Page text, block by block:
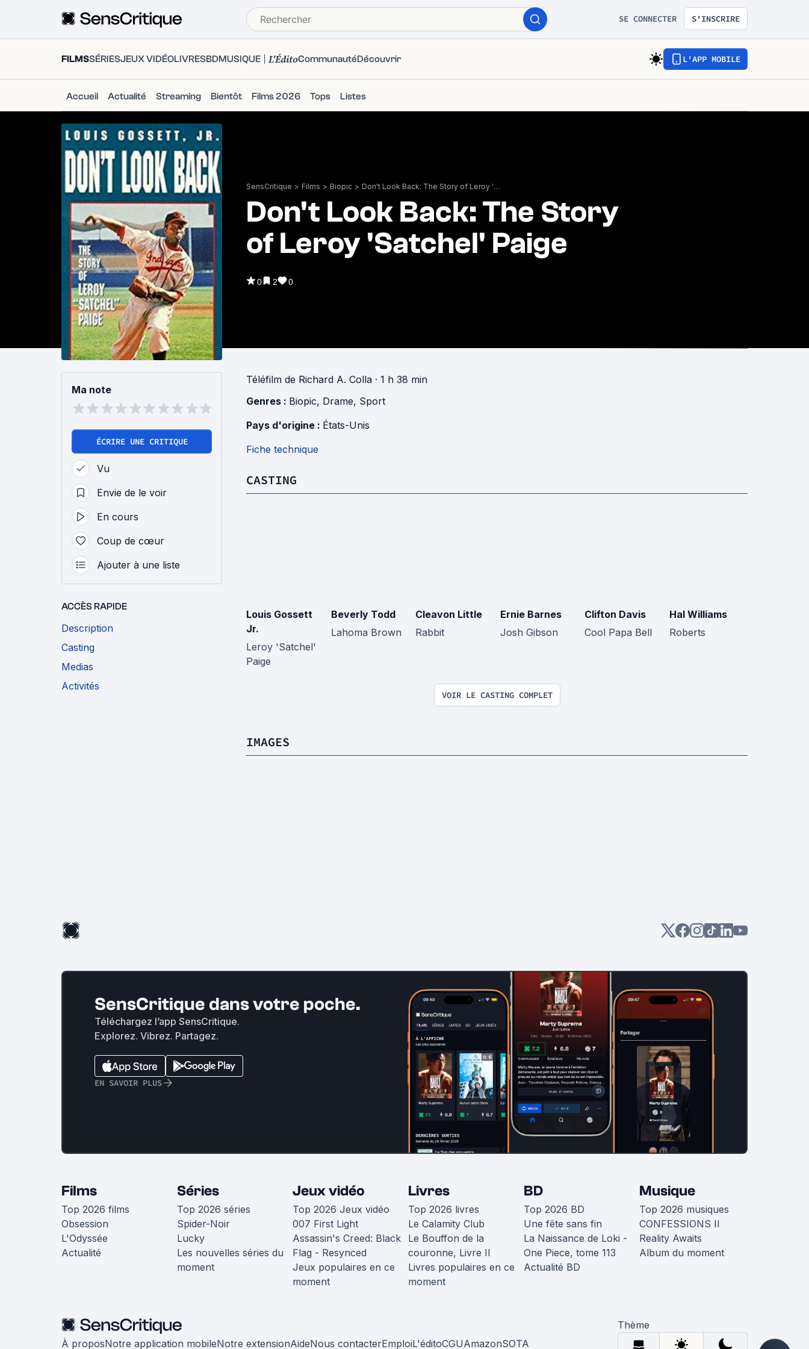
SE CONNECTER S'INSCRIRE
FILMSSÉRIESJEUX VIDÉOLIVRESBDMUSIQUE L'ÉditoCommunautéDécouvrir L'APP MOBILE
Accueil Actualité Streaming Bientôt Films 2026 Tops Listes
SensCritique > Films > Biopic > Don't Look Back: The Story of Leroy 'Satchel' Paige
Don't Look Back: The Story
of Leroy 'Satchel' Paige
0 2 0
Ma note
ÉCRIRE UNE CRITIQUE
Vu
Envie de le voir
En cours
Coup de cœur
Ajouter à une liste
ACCÈS RAPIDE
Description
Casting
Medias
Activités
Téléfilm de Richard A. Colla · 1 h 38 min
Genres : Biopic, Drame, Sport
Pays d'origine : États-Unis
Fiche technique
CASTING
Louis Gossett
Jr.
Leroy 'Satchel'
Paige
Beverly Todd
Lahoma Brown
Cleavon Little
Rabbit
Ernie Barnes
Josh Gibson
Clifton Davis
Cool Papa Bell
Hal Williams
Roberts
VOIR LE CASTING COMPLET
IMAGES
SensCritique dans votre poche.
Téléchargez l’app SensCritique.
Explorez. Vibrez. Partagez.
EN SAVOIR PLUS
Films
Top 2026 films
Obsession
L'Odyssée
Actualité
Séries
Top 2026 séries
Spider-Noir
Lucky
Les nouvelles séries du
moment
Jeux vidéo
Top 2026 Jeux vidéo
007 First Light
Assassin's Creed: Black
Flag - Resynced
Jeux populaires en ce
moment
Livres
Top 2026 livres
Le Calamity Club
Le Bouffon de la
couronne, Livre II
Livres populaires en ce
moment
BD
Top 2026 BD
Une fête sans fin
La Naissance de Loki -
One Piece, tome 113
Actualité BD
Musique
Top 2026 musiques
CONFESSIONS II
Reality Awaits
Album du moment
À proposNotre application mobileNotre extensionAideNous contacterEmploiL'éditoCGUAmazonSOTA
Thème